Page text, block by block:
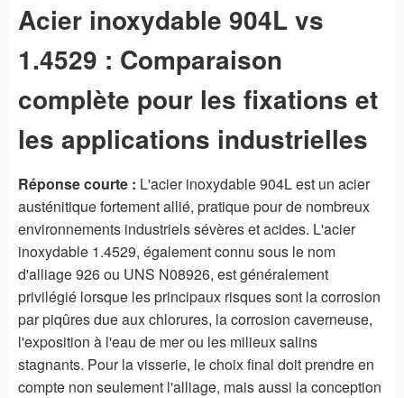
Acier inoxydable 904L vs
1.4529 : Comparaison
complète pour les fixations et
les applications industrielles
Réponse courte : L'acier inoxydable 904L est un acier
austénitique fortement allié, pratique pour de nombreux
environnements industriels sévères et acides. L'acier
inoxydable 1.4529, également connu sous le nom
d'alliage 926 ou UNS N08926, est généralement
privilégié lorsque les principaux risques sont la corrosion
par piqûres due aux chlorures, la corrosion caverneuse,
l'exposition à l'eau de mer ou les milieux salins
stagnants. Pour la visserie, le choix final doit prendre en
compte non seulement l'alliage, mais aussi la conception